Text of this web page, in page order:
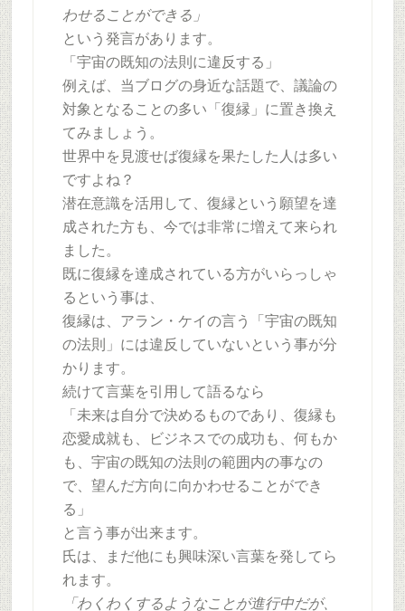
わせることができる」
という発言があります。
「宇宙の既知の法則に違反する」
例えば、当ブログの身近な話題で、議論の
対象となることの多い「復縁」に置き換え
てみましょう。
世界中を見渡せば復縁を果たした人は多い
ですよね？
潜在意識を活用して、復縁という願望を達
成された方も、今では非常に増えて来られ
ました。
既に復縁を達成されている方がいらっしゃ
るという事は、
復縁は、アラン・ケイの言う「宇宙の既知
の法則」には違反していないという事が分
かります。
続けて言葉を引用して語るなら
「未来は自分で決めるものであり、復縁も
恋愛成就も、ビジネスでの成功も、何もか
も、宇宙の既知の法則の範囲内の事なの
で、望んだ方向に向かわせることができ
る」
と言う事が出来ます。
氏は、まだ他にも興味深い言葉を発してら
れます。
「わくわくするようなことが進行中だが、